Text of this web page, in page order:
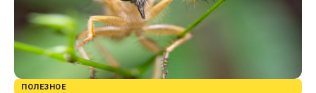
ПОЛЕЗНОЕ